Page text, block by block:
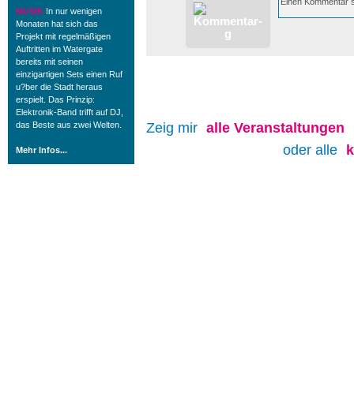
MUSIK In nur wenigen
Monaten hat sich das
Projekt mit regelmäßigen
Auftritten im Watergate
bereits mit seinen
einzigartigen Sets einen Ruf
u?ber die Stadt heraus
erspielt. Das Prinzip:
Elektronik-Band trifft auf DJ,
das Beste aus zwei Welten.
Mehr Infos...
Zeig mir alle Veranstaltungen
oder alle